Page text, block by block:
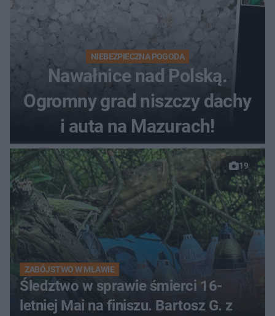
NIEBEZPIECZNA POGODA
Nawałnice nad Polską.
Ogromny grad niszczy dachy
i auta na Mazurach!
19
ZABÓJSTWO W MŁAWIE
Śledztwo w sprawie śmierci 16-
letniej Mai na finiszu. Bartosz G. z